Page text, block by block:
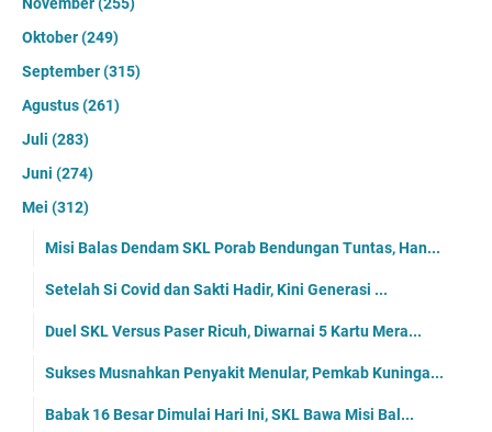
Oktober(249)
September(315)
Agustus(261)
Juli (283)
Juni (274)
Mei (312)
Misi Balas Dendam SKL Porab Bendungan Tuntas, Han...
Setelah Si Covid dan Sakti Hadir, Kini Generasi ...
Duel SKL Versus Paser Ricuh, Diwarnai 5 Kartu Mera...
Sukses Musnahkan Penyakit Menular, Pemkab Kuninga...
Babak 16 Besar Dimulai Hari Ini, SKL Bawa Misi Bal...